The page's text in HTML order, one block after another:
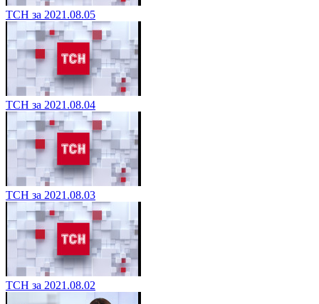
ТСН за 2021.08.05
ТСН за 2021.08.04
ТСН за 2021.08.03
ТСН за 2021.08.02